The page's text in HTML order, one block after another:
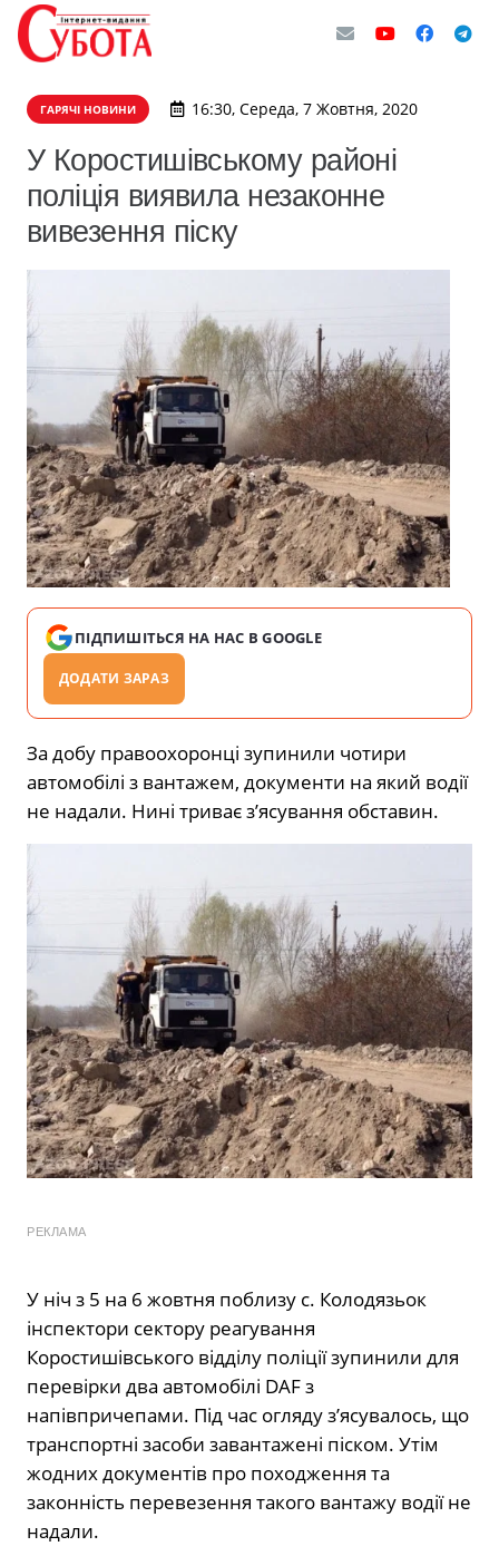
ГАРЯЧІ НОВИНИ 16:30, Середа, 7 Жовтня, 2020
У Коростишівському районі
поліція виявила незаконне
вивезення піску
ПІДПИШІТЬСЯ НА НАС В GOOGLE
ДОДАТИ ЗАРАЗ
За добу правоохоронці зупинили чотири
автомобілі з вантажем, документи на який водії
не надали. Нині триває з’ясування обставин.
РЕКЛАМА
У ніч з 5 на 6 жовтня поблизу с. Колодязьок
інспектори сектору реагування
Коростишівського відділу поліції зупинили для
перевірки два автомобілі DAF з
напівпричепами. Під час огляду з’ясувалось, що
транспортні засоби завантажені піском. Утім
жодних документів про походження та
законність перевезення такого вантажу водії не
надали.